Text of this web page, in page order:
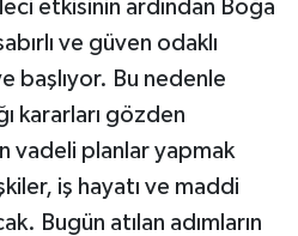
etkisinin ardından Boğa
ve güven odaklı
başlıyor. Bu nedenle
kararları gözden
vadeli planlar yapmak
iş hayatı ve maddi
Bugün atılan adımların